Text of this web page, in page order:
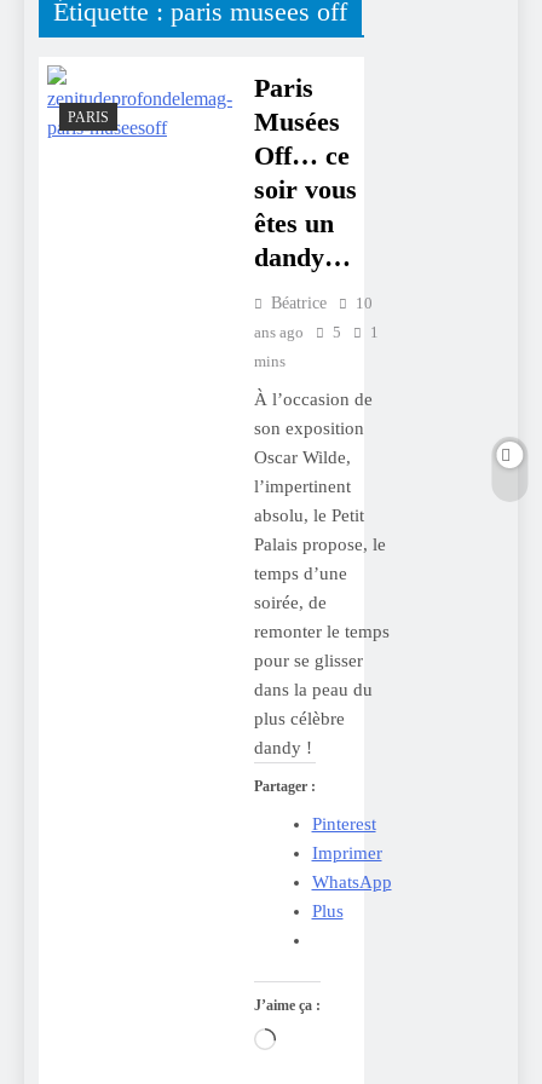
Étiquette : paris musees off
PARIS
Paris
Musées
Off… ce
soir vous
êtes un
dandy…
Béatrice
10
ans ago
5
1
mins
À l’occasion de
son exposition
Oscar Wilde,
l’impertinent
absolu, le Petit
Palais propose, le
temps d’une
soirée, de
remonter le temps
pour se glisser
dans la peau du
plus célèbre
dandy !
Partager :
Pinterest
Imprimer
WhatsApp
Plus
J’aime ça :
Chargement…